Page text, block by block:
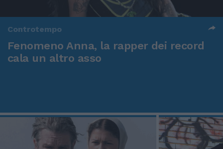
Controtempo
Fenomeno Anna, la rapper dei record
cala un altro asso